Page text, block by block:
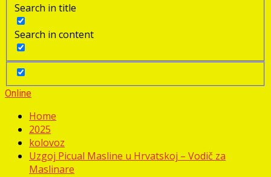
Search in title
Search in content
Online
Home
2025
kolovoz
Uzgoj Picual Masline u Hrvatskoj – Vodič za
Maslinare